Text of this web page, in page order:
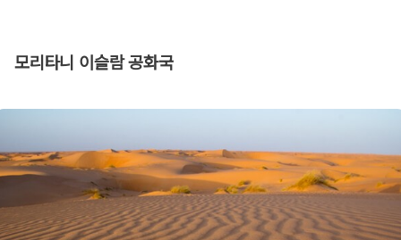
모리타니 이슬람 공화국